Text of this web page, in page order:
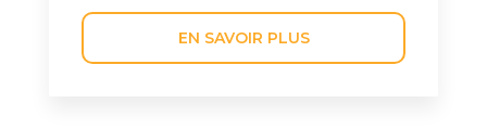
EN SAVOIR PLUS